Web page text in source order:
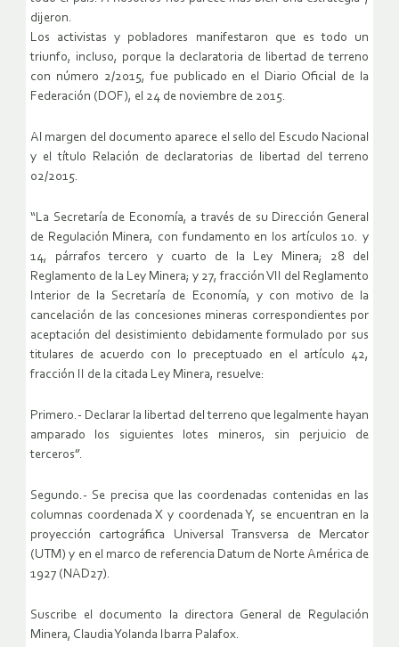
dijeron.
Los activistas y pobladores manifestaron que es todo un
triunfo, incluso, porque la declaratoria de libertad de terreno
con número 2/2015, fue publicado en el Diario Oficial de la
Federación (DOF), el 24 de noviembre de 2015.
Al margen del documento aparece el sello del Escudo Nacional
y el título Relación de declaratorias de libertad del terreno
02/2015.
“La Secretaría de Economía, a través de su Dirección General
de Regulación Minera, con fundamento en los artículos 1o. y
14, párrafos tercero y cuarto de la Ley Minera; 28 del
Reglamento de la Ley Minera; y 27, fracción VII del Reglamento
Interior de la Secretaría de Economía, y con motivo de la
cancelación de las concesiones mineras correspondientes por
aceptación del desistimiento debidamente formulado por sus
titulares de acuerdo con lo preceptuado en el artículo 42,
fracción II de la citada Ley Minera, resuelve:
Primero.- Declarar la libertad del terreno que legalmente hayan
amparado los siguientes lotes mineros, sin perjuicio de
terceros”.
Segundo.- Se precisa que las coordenadas contenidas en las
columnas coordenada X y coordenada Y, se encuentran en la
proyección cartográfica Universal Transversa de Mercator
(UTM) y en el marco de referencia Datum de Norte América de
1927 (NAD27).
Suscribe el documento la directora General de Regulación
Minera, Claudia Yolanda Ibarra Palafox.